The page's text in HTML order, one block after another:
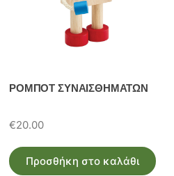
ΡΟΜΠΟΤ ΣΥΝΑΙΣΘΗΜΑΤΩΝ
€20.00
Προσθήκη στο καλάθι